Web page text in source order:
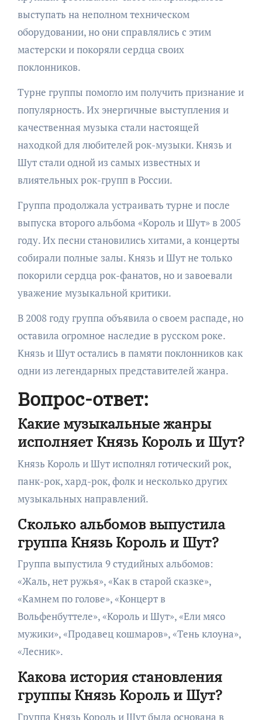
выступать на неполном техническом
оборудовании, но они справлялись с этим
мастерски и покоряли сердца своих
поклонников.
Турне группы помогло им получить признание и
популярность. Их энергичные выступления и
качественная музыка стали настоящей
находкой для любителей рок-музыки. Князь и
Шут стали одной из самых известных и
влиятельных рок-групп в России.
Группа продолжала устраивать турне и после
выпуска второго альбома «Король и Шут» в 2005
году. Их песни становились хитами, а концерты
собирали полные залы. Князь и Шут не только
покорили сердца рок-фанатов, но и завоевали
уважение музыкальной критики.
В 2008 году группа объявила о своем распаде, но
оставила огромное наследие в русском роке.
Князь и Шут остались в памяти поклонников как
одни из легендарных представителей жанра.
Вопрос-ответ:
Какие музыкальные жанры
исполняет Князь Король и Шут?
Князь Король и Шут исполнял готический рок,
панк-рок, хард-рок, фолк и несколько других
музыкальных направлений.
Сколько альбомов выпустила
группа Князь Король и Шут?
Группа выпустила 9 студийных альбомов:
«Жаль, нет ружья», «Как в старой сказке»,
«Камнем по голове», «Концерт в
Вольфенбуттеле», «Король и Шут», «Ели мясо
мужики», «Продавец кошмаров», «Тень клоуна»,
«Лесник».
Какова история становления
группы Князь Король и Шут?
Группа Князь Король и Шут была основана в